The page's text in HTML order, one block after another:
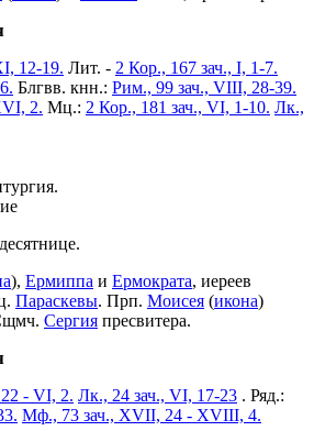
12-19. Лит. - 2 Кор., 167 зач., I, 1-7.
Блгвв. кнн.: Рим., 99 зач., VIII, 28-39.
2. Мц.: 2 Кор., 181 зач., VI, 1-10. Лк.,
), Ермиппа и Ермократа, иереев
Параскевы. Прп. Моисея (икона)
Сергия пресвитера.
22 - VI, 2. Лк., 24 зач., VI, 17-23 . Ряд.:
Мф., 73 зач., XVII, 24 - XVIII, 4.